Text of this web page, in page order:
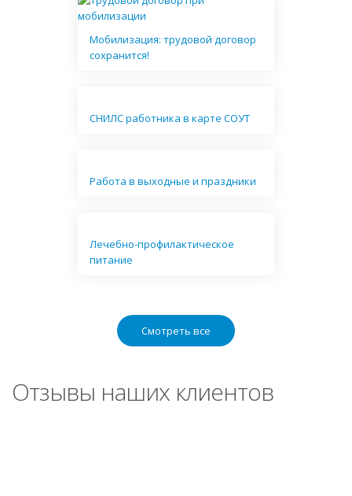
Мобилизация: трудовой договор
сохранится!
СНИЛС работника в карте СОУТ
Работа в выходные и праздники
Лечебно-профилактическое
питание
Смотреть все
Отзывы наших клиентов